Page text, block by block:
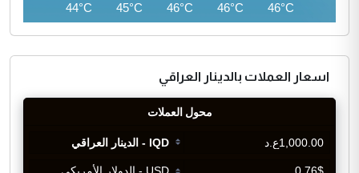
46°C
46°C
46°C
45°C
44°C
اسعار العملات بالدينار العراقي